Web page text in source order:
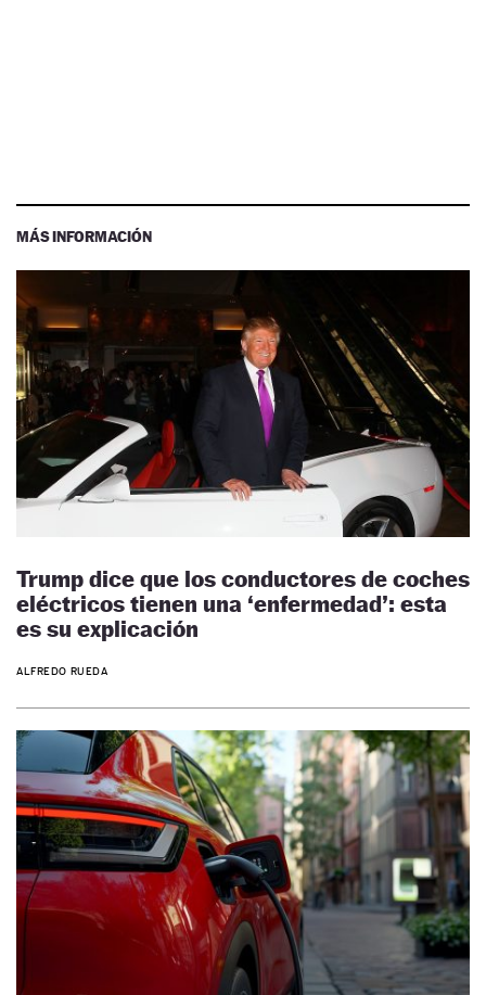
MÁS INFORMACIÓN
Trump dice que los conductores de coches
eléctricos tienen una ‘enfermedad’: esta
es su explicación
ALFREDO RUEDA